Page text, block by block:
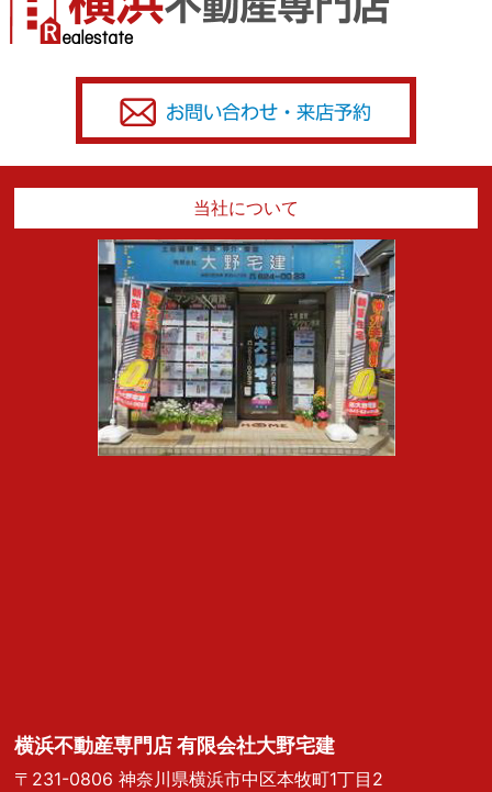
当社について
横浜不動産専門店 有限会社大野宅建
〒231-0806 神奈川県横浜市中区本牧町1丁目2